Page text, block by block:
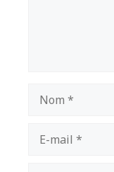
mail